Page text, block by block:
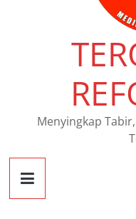
resmi
daerah
Siswi
Menyingkap